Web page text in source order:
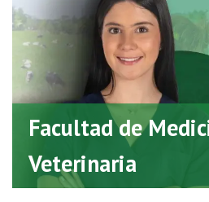
Facultad de
Veterinaria
Facultad de
Virtual